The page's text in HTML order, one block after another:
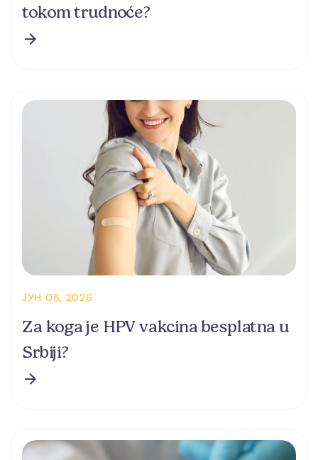
tokom trudnoće?
ЈУН 08, 2026
Za koga je HPV vakcina besplatna u
Srbiji?